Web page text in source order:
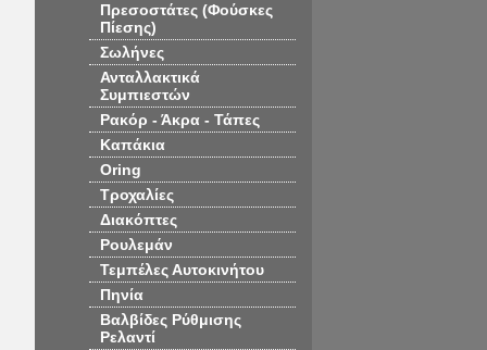
Πρεσοστάτες (Φούσκες
Πίεσης)
Σωλήνες
Ανταλλακτικά
Συμπιεστών
Ρακόρ - Άκρα - Τάπες
Καπάκια
Oring
Τροχαλίες
Διακόπτες
Ρουλεμάν
Τεμπέλες Αυτοκινήτου
Πηνία
Βαλβίδες Ρύθμισης
Ρελαντί